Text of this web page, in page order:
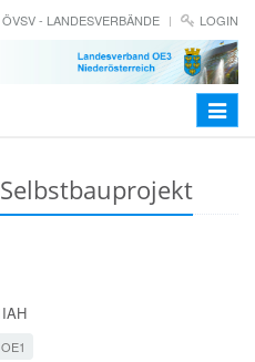
ÖVSV - LANDESVERBÄNDE LOGIN
Toggle
OE1